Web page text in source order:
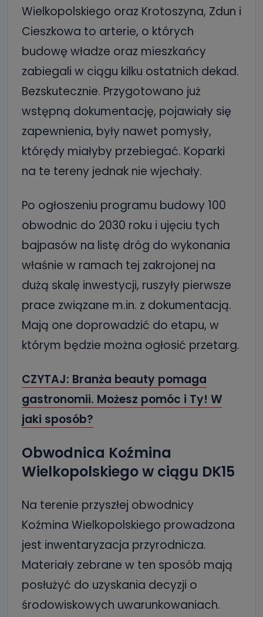
Wielkopolskiego oraz Krotoszyna, Zdun i
Cieszkowa to arterie, o których
budowę władze oraz mieszkańcy
zabiegali w ciągu kilku ostatnich dekad.
Bezskutecznie. Przygotowano już
wstępną dokumentację, pojawiały się
zapewnienia, były nawet pomysły,
którędy miałyby przebiegać. Koparki
na te tereny jednak nie wjechały.
Po ogłoszeniu programu budowy 100
obwodnic do 2030 roku i ujęciu tych
bajpasów na listę dróg do wykonania
właśnie w ramach tej zakrojonej na
dużą skalę inwestycji, ruszyły pierwsze
prace związane m.in. z dokumentacją.
Mają one doprowadzić do etapu, w
którym będzie można ogłosić przetarg.
CZYTAJ: Branża beauty pomaga
gastronomii. Możesz pomóc i Ty! W
jaki sposób?
Obwodnica Koźmina
Wielkopolskiego w ciągu DK15
Na terenie przyszłej obwodnicy
Koźmina Wielkopolskiego prowadzona
jest inwentaryzacja przyrodnicza.
Materiały zebrane w ten sposób mają
posłużyć do uzyskania decyzji o
środowiskowych uwarunkowaniach.